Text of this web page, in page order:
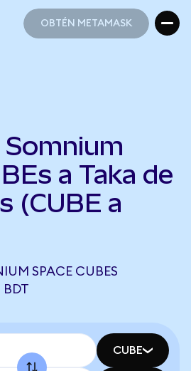
OBTÉN METAMASK
a Taka de
(CUBE a
SPACE CUBES
BDT
CUBE